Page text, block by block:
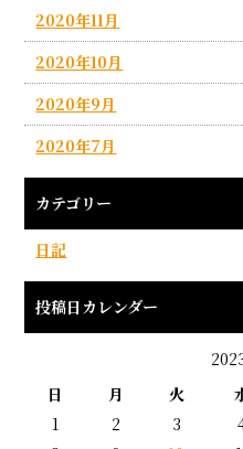
2020年11月
2020年10月
2020年9月
2020年7月
カテゴリー
日記
投稿日カレンダー
日
月 火
1
2 3